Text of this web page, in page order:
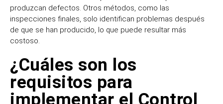
produzcan defectos. Otros métodos, como las
inspecciones finales, solo identifican problemas después
de que se han producido, lo que puede resultar más
costoso.
¿Cuáles son los
requisitos para
implementar el Control